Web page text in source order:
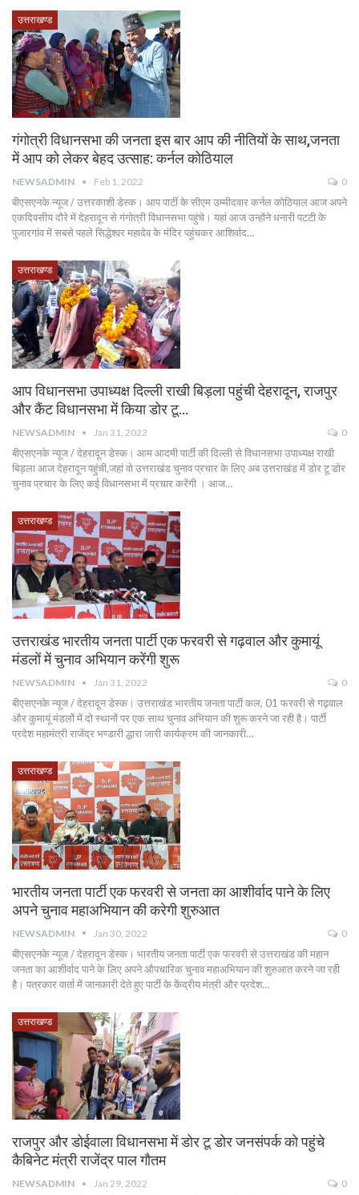
उत्तराखण्ड
गंगोत्री विधानसभा की जनता इस बार आप की नीतियों के साथ,जनता
में आप को लेकर बेहद उत्साह: कर्नल कोठियाल
NEWSADMIN Feb 1, 2022 0
बीएसएनके न्यूज / उत्तरकाशी डेस्क। आप पार्टी के सीएम उम्मीदवार कर्नल कोठियाल आज अपने
एकदिवसीय दौरे में देहरादून से गंगोत्री विधानसभा पहुंचे। यहां आज उन्होंने धनारी पटटी के
पुजारगांव में सबसे पहले सिद्धेश्वर महादेव के मंदिर पहुंचकर आशिर्वाद…
उत्तराखण्ड
आप विधानसभा उपाध्यक्ष दिल्ली राखी बिड़ला पहुंची देहरादून, राजपुर
और कैंट विधानसभा में किया डोर टू…
NEWSADMIN Jan 31, 2022 0
बीएसएनके न्यूज / देहरादून डेस्क। आम आदमी पार्टी की दिल्ली से विधानसभा उपाध्यक्ष राखी
बिड़ला आज देहरादून पहुंची,जहां वो उत्तराखंड चुनाव प्रचार के लिए अब उत्तराखंड में डोर टू डोर
चुनाव प्रचार के लिए कई विधानसभा में प्रचार करेंगी । आज…
उत्तराखण्ड
उत्तराखंड भारतीय जनता पार्टी एक फरवरी से गढ़वाल और कुमायूं
मंडलों में चुनाव अभियान करेंगी शुरू
NEWSADMIN Jan 31, 2022 0
बीएसएनके न्यूज / देहरादून डेस्क। उत्तराखंड भारतीय जनता पार्टी कल, 01 फरवरी से गढ़वाल
और कुमायूं मंडलों में दो स्थानों पर एक साथ चुनाव अभियान की शुरू करने जा रही है। पार्टी
प्रदेश महामंत्री राजेंद्र भण्डारी द्धारा जारी कार्यक्रम की जानकारी…
उत्तराखण्ड
भारतीय जनता पार्टी एक फरवरी से जनता का आशीर्वाद पाने के लिए
अपने चुनाव महाअभियान की करेगी शुरुआत
NEWSADMIN Jan 30, 2022 0
बीएसएनके न्यूज / देहरादून डेस्क। भारतीय जनता पार्टी एक फरवरी से उत्तराखंड की महान
जनता का आशीर्वाद पाने के लिए अपने औपचारिक चुनाव महाअभियान की शुरुआत करने जा रही
है। पत्रकार वार्ता में जानकारी देते हुए पार्टी के केंद्रीय मंत्री और प्रदेश…
उत्तराखण्ड
राजपुर और डोईवाला विधानसभा में डोर टू डोर जनसंपर्क को पहुंचे
कैबिनेट मंत्री राजेंद्र पाल गौतम
NEWSADMIN Jan 29, 2022 0